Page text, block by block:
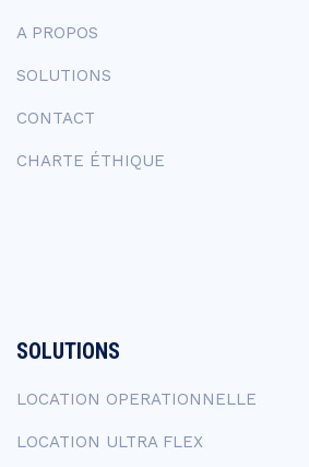
A PROPOS
SOLUTIONS
CONTACT
CHARTE ÉTHIQUE
SOLUTIONS
LOCATION OPERATIONNELLE
LOCATION ULTRA FLEX